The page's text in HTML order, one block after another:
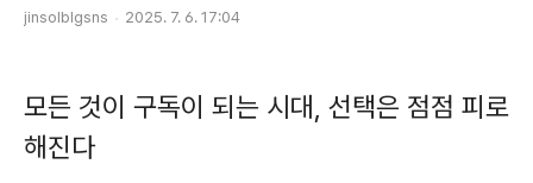
jinsolblgsns 2025. 7. 6. 17:04
모든 것이 구독이 되는 시대, 선택은 점점 피로
해진다